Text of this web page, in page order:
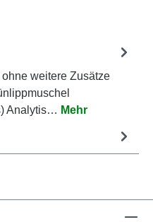
weitere Zusätze
Analytis… Mehr